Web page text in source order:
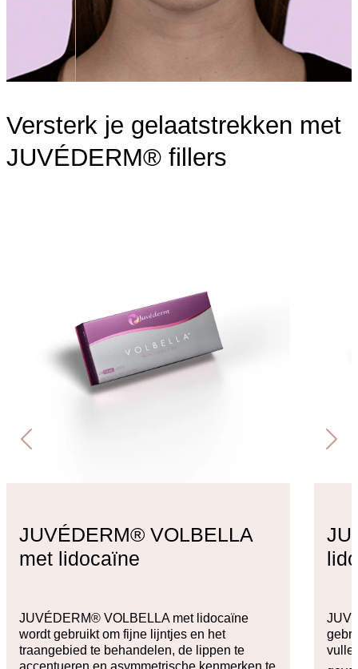
Versterk je gelaatstrekken met
JUVÉDERM® fillers
JUVÉDERM® VOLBELLA
met lidocaïne
JUVÉDERM® VOLBELLA met lidocaïne
wordt gebruikt om fijne lijntjes en het
traangebied te behandelen, de lippen te
accentueren en asymmetrische kenmerken te